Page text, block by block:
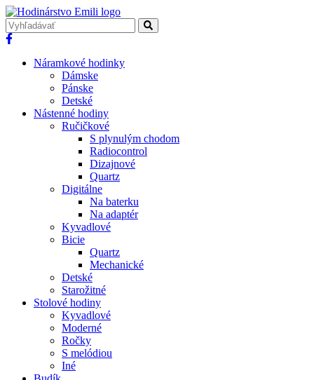
Náramkové hodinky
Dámske
Pánske
Detské
Nástenné hodiny
Ručičkové
S plynulým chodom
Radiocontrol
Dizajnové
Quartz
Digitálne
Na baterku
Na adaptér
Kyvadlové
Bicie
Quartz
Mechanické
Detské
Starožitné
Stolové hodiny
Kyvadlové
Moderné
Ročky
S melódiou
Iné